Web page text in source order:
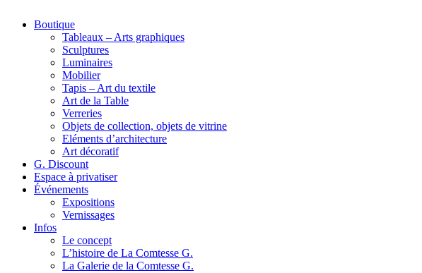
Boutique
Tableaux – Arts graphiques
Sculptures
Luminaires
Mobilier
Tapis – Art du textile
Art de la Table
Verreries
Objets de collection, objets de vitrine
Eléments d’architecture
Art décoratif
G. Discount
Espace à privatiser
Événements
Expositions
Vernissages
Infos
Le concept
L’histoire de La Comtesse G.
La Galerie de la Comtesse G.